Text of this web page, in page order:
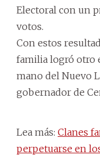
Electoral con un
votos.
Con estos
familia logró otro
mano del Nuevo
gobernador de
Lea más: Clanes
perpetuarse en